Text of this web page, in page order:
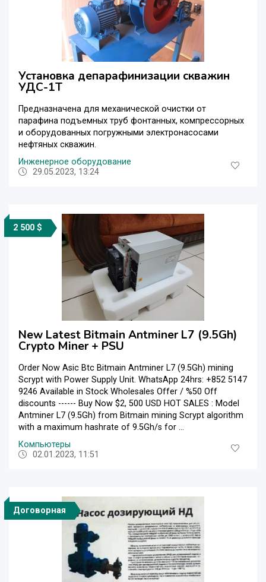
Установка депарафинизации скважин
УДС-1Т
Предназначена для механической очистки от
парафина подъемных труб фонтанных, компрессорных
и оборудованных погружными электронасосами
нефтяных скважин.
Инженерное оборудование
29.05.2023, 13:24
2 500 $
New Latest Bitmain Antminer L7 (9.5Gh)
Crypto Miner + PSU
Order Now Asic Btc Bitmain Antminer L7 (9.5Gh) mining
Scrypt with Power Supply Unit. WhatsApp 24hrs: +852 5147
9246 Available in Stock Wholesales Offer / %50 Off
discounts ------ Buy Now $2, 500 USD HOT SALES : Model
Antminer L7 (9.5Gh) from Bitmain mining Scrypt algorithm
with a maximum hashrate of 9.5Gh/s for ...
Компьютеры
02.01.2023, 11:51
Договорная